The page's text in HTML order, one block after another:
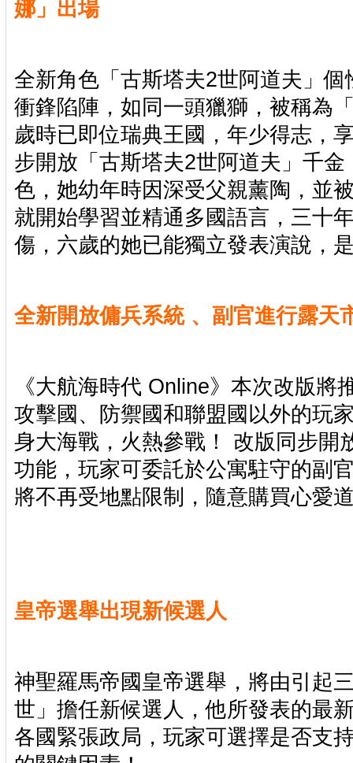
娜」出場
全新角色「古斯塔夫2世阿道夫」
衝鋒陷陣，如同一頭獵獅，被稱為
歲時已即位瑞典王國，年少得志，
步開放「古斯塔夫2世阿道夫」千
色，她幼年時因深受父親薰陶，並
就開始學習並精通多國語言，三十
傷，六歲的她已能獨立發表演說，
全新開放傭兵系統 、副官進行露天
《大航海時代 Online》本次改版將
攻擊國、防禦國和聯盟國以外的玩
身大海戰，火熱參戰！ 改版同步開
功能，玩家可委託於公寓駐守的副
將不再受地點限制，隨意購買心愛
皇帝選舉出現新候選人
神聖羅馬帝國皇帝選舉，將由引起
世」擔任新候選人，他所發表的最
各國緊張政局，玩家可選擇是否支